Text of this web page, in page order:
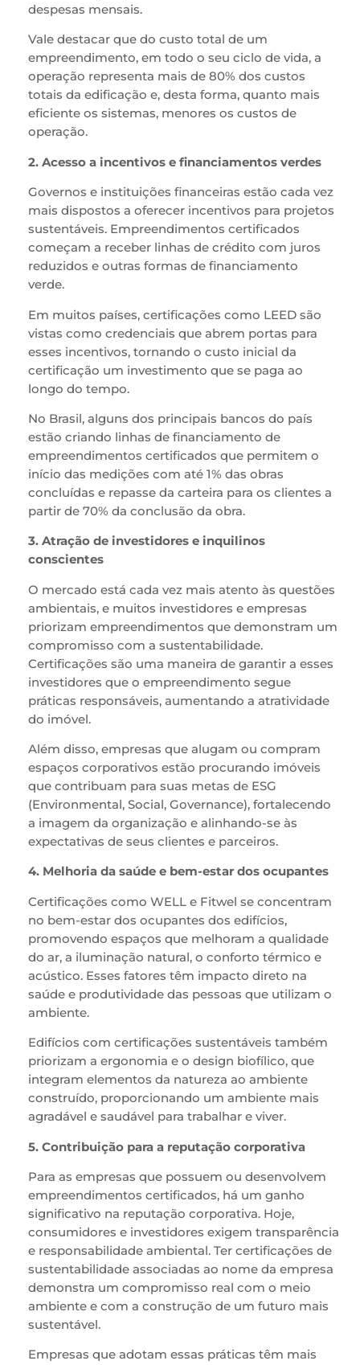
despesas mensais.
Vale destacar que do custo total de um
empreendimento, em todo o seu ciclo de vida, a
operação representa mais de 80% dos custos
totais da edificação e, desta forma, quanto mais
eficiente os sistemas, menores os custos de
operação.
2. Acesso a incentivos e financiamentos verdes
Governos e instituições financeiras estão cada vez
mais dispostos a oferecer incentivos para projetos
sustentáveis. Empreendimentos certificados
começam a receber linhas de crédito com juros
reduzidos e outras formas de financiamento
verde.
Em muitos países, certificações como LEED são
vistas como credenciais que abrem portas para
esses incentivos, tornando o custo inicial da
certificação um investimento que se paga ao
longo do tempo.
No Brasil, alguns dos principais bancos do país
estão criando linhas de financiamento de
empreendimentos certificados que permitem o
início das medições com até 1% das obras
concluídas e repasse da carteira para os clientes a
partir de 70% da conclusão da obra.
3. Atração de investidores e inquilinos
conscientes
O mercado está cada vez mais atento às questões
ambientais, e muitos investidores e empresas
priorizam empreendimentos que demonstram um
compromisso com a sustentabilidade.
Certificações são uma maneira de garantir a esses
investidores que o empreendimento segue
práticas responsáveis, aumentando a atratividade
do imóvel.
Além disso, empresas que alugam ou compram
espaços corporativos estão procurando imóveis
que contribuam para suas metas de ESG
(Environmental, Social, Governance), fortalecendo
a imagem da organização e alinhando-se às
expectativas de seus clientes e parceiros.
4. Melhoria da saúde e bem-estar dos ocupantes
Certificações como WELL e Fitwel se concentram
no bem-estar dos ocupantes dos edifícios,
promovendo espaços que melhoram a qualidade
do ar, a iluminação natural, o conforto térmico e
acústico. Esses fatores têm impacto direto na
saúde e produtividade das pessoas que utilizam o
ambiente.
Edifícios com certificações sustentáveis também
priorizam a ergonomia e o design biofílico, que
integram elementos da natureza ao ambiente
construído, proporcionando um ambiente mais
agradável e saudável para trabalhar e viver.
5. Contribuição para a reputação corporativa
Para as empresas que possuem ou desenvolvem
empreendimentos certificados, há um ganho
significativo na reputação corporativa. Hoje,
consumidores e investidores exigem transparência
e responsabilidade ambiental. Ter certificações de
sustentabilidade associadas ao nome da empresa
demonstra um compromisso real com o meio
ambiente e com a construção de um futuro mais
sustentável.
Empresas que adotam essas práticas têm mais